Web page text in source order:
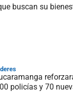
buscan su
policías y 70